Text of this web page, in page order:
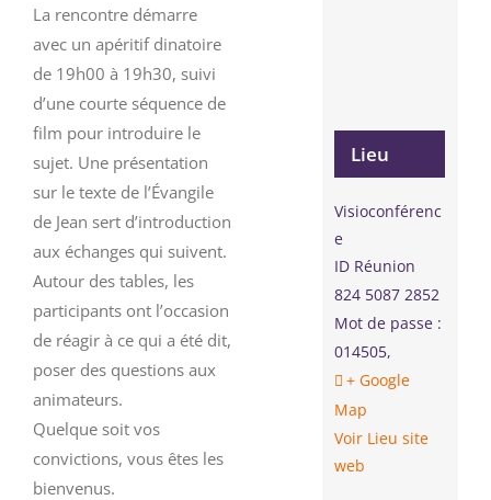
La rencontre démarre
avec un apéritif dinatoire
de 19h00 à 19h30, suivi
d’une courte séquence de
film pour introduire le
sujet. Une présentation
sur le texte de l’Évangile
de Jean sert d’introduction
aux échanges qui suivent.
Autour des tables, les
participants ont l’occasion
de réagir à ce qui a été dit,
poser des questions aux
animateurs.
Quelque soit vos
convictions, vous êtes les
bienvenus.
Lieu
Visioconférenc
e
ID Réunion
824 5087 2852
Mot de passe :
014505,
+ Google
Map
Voir Lieu site
web